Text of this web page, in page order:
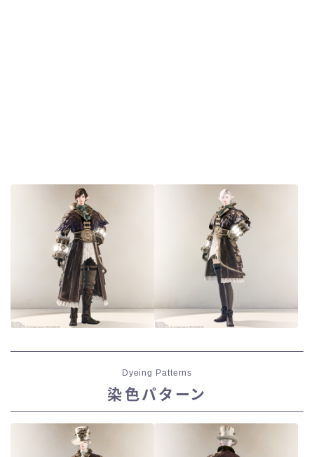
Dyeing Patterns
染色パターン